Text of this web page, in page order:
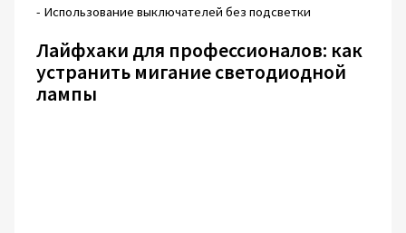
- Использование выключателей без подсветки
Лайфхаки для профессионалов: как
устранить мигание светодиодной
лампы